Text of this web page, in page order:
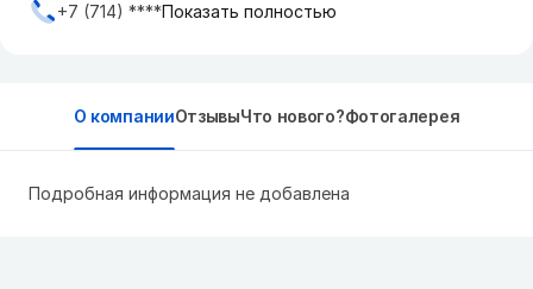
+7 (714) ****Показать полностью
О компанииОтзывыЧто нового?Фотогалерея
Подробная информация не добавлена